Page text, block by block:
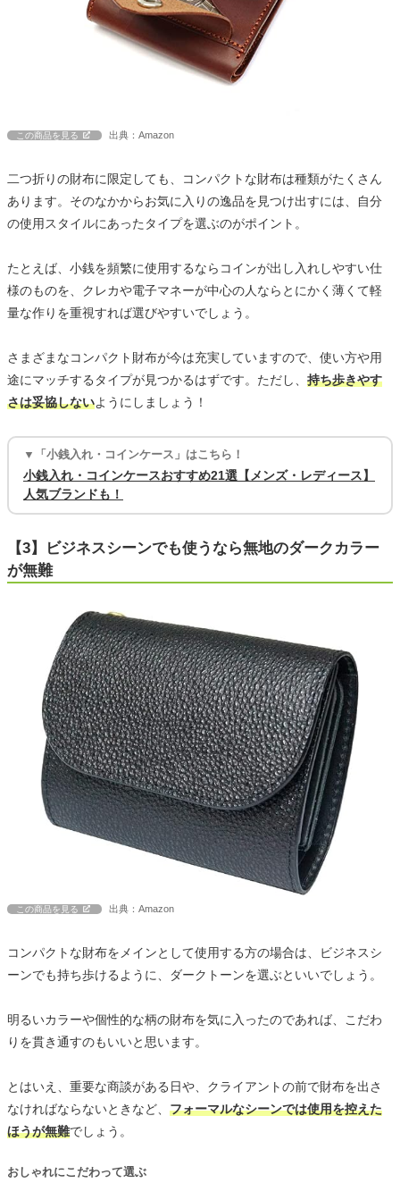
この商品を見る 出典：Amazon
二つ折りの財布に限定しても、コンパクトな財布は種類がたくさん
あります。そのなかからお気に入りの逸品を見つけ出すには、自分
の使用スタイルにあったタイプを選ぶのがポイント。
たとえば、小銭を頻繁に使用するならコインが出し入れしやすい仕
様のものを、クレカや電子マネーが中心の人ならとにかく薄くて軽
量な作りを重視すれば選びやすいでしょう。
さまざまなコンパクト財布が今は充実していますので、使い方や用
途にマッチするタイプが見つかるはずです。ただし、 持ち歩きやす
さは妥協しないようにしましょう！
▼「小銭入れ・コインケース」はこちら！
小銭入れ・コインケースおすすめ21選【メンズ・レディース】
人気ブランドも！
【3】ビジネスシーンでも使うなら無地のダークカラー
が無難
この商品を見る 出典：Amazon
コンパクトな財布をメインとして使用する方の場合は、ビジネスシ
ーンでも持ち歩けるように、ダークトーンを選ぶといいでしょう。
明るいカラーや個性的な柄の財布を気に入ったのであれば、こだわ
りを貫き通すのもいいと思います。
とはいえ、重要な商談がある日や、クライアントの前で財布を出さ
なければならないときなど、 フォーマルなシーンでは使用を控えた
ほうが無難でしょう。
おしゃれにこだわって選ぶ